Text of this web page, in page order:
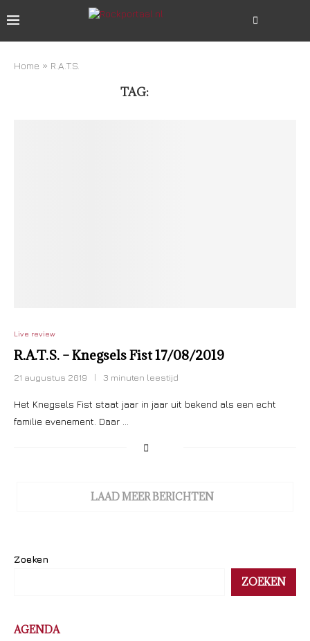
Home » R.A.T.S.
TAG:
Live review
R.A.T.S. – Knegsels Fist 17/08/2019
21 augustus 2019 3 minuten leestijd
Het Knegsels Fist staat jaar in jaar uit bekend als een echt
familie evenement. Daar …
LAAD MEER BERICHTEN
Zoeken
ZOEKEN
AGENDA